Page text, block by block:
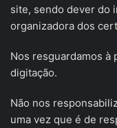
site, sendo dever do
organizadora dos
Nos resguardamos à
digitação.
Não nos
uma vez que é de